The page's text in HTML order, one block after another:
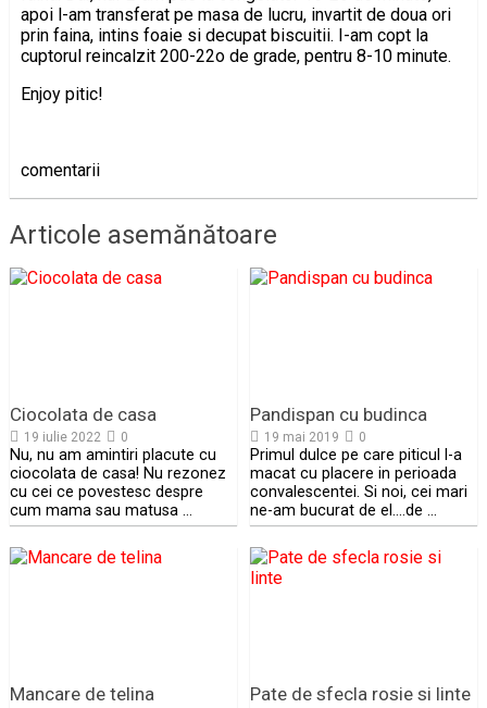
apoi l-am transferat pe masa de lucru, invartit de doua ori
prin faina, intins foaie si decupat biscuitii. I-am copt la
cuptorul reincalzit 200-22o de grade, pentru 8-10 minute.
Enjoy pitic!
comentarii
Articole asemănătoare
Ciocolata de casa
19 iulie 2022 0
Nu, nu am amintiri placute cu
ciocolata de casa! Nu rezonez
cu cei ce povestesc despre
cum mama sau matusa …
Pandispan cu budinca
19 mai 2019 0
Primul dulce pe care piticul l-a
macat cu placere in perioada
convalescentei. Si noi, cei mari
ne-am bucurat de el….de …
Mancare de telina Pate de sfecla rosie si linte